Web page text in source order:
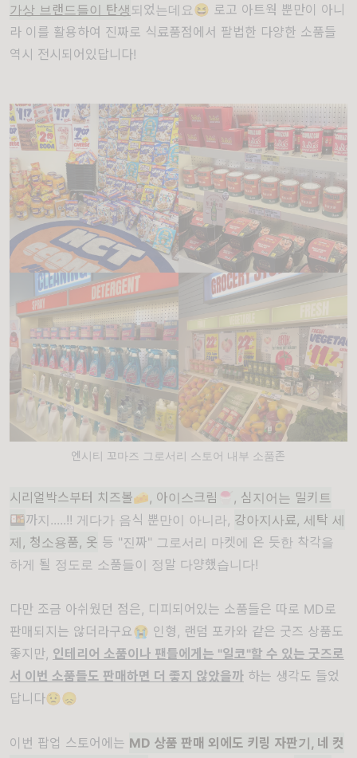
가상 브랜드들이 탄생 되었는데요😆 로고 아트웍 뿐만이 아니
라 이를 활용하여 진짜로 식료품점에서 팔법한 다양한 소품들
역시 전시되어있답니다!
엔시티 꼬마즈 그로서리 스토어 내부 소품존
시리얼박스부터 치즈볼🧀, 아이스크림🍧, 심지어는 밀키트
🍱까지.....!! 게다가 음식 뿐만이 아니라, 강아지사료, 세탁 세
제, 청소용품, 옷 등 "진짜" 그로서리 마켓에 온 듯한 착각을
하게 될 정도로 소품들이 정말 다양했습니다!
다만 조금 아쉬웠던 점은, 디피되어있는 소품들은 따로 MD로
판매되지는 않더라구요😭 인형, 랜덤 포카와 같은 굿즈 상품도
좋지만, 인테리어 소품이나 팬들에게는 "일코"할 수 있는 굿즈로
서 이번 소품들도 판매하면 더 좋지 않았을까 하는 생각도 들었
답니다😟😞
이번 팝업 스토어에는 MD 상품 판매 외에도 키링 자판기, 네 컷